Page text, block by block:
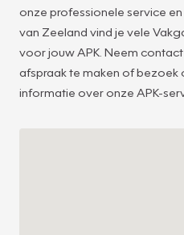
onze professionele service
van Zeeland vind je vele
voor jouw APK. Neem
afspraak te maken of
informatie over onze APK-